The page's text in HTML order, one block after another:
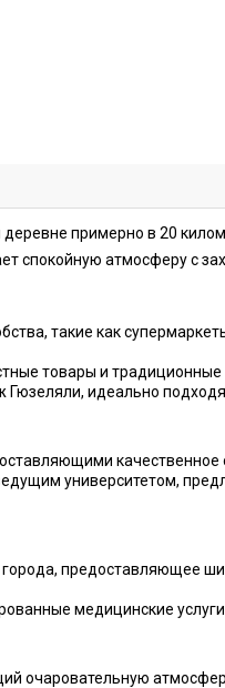
примерно в 20
спокойную атмосферу с
такие как
товары и традиционные
идеально
качественное
университетом,
предоставляющее
медицинские
очаровательную